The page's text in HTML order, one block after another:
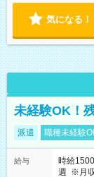
気になる！
未経験OK！
派遣 職種未経験
給与
時給
週 ※月収